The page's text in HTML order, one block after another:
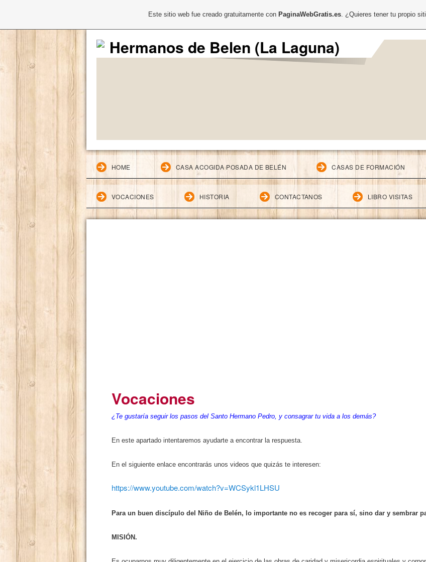
Hermanos de Belen (La Laguna)
HOME CASA ACOGIDA POSADA DE BELÉN CASAS DE FORMACIÓN
VOCACIONES HISTORIA CONTACTANOS LIBRO VISITAS
Vocaciones
¿Te gustaría seguir los pasos del Santo Hermano Pedro, y consagrar tu vida a los demás?
En este apartado intentaremos ayudarte a encontrar la respuesta.
En el siguiente enlace encontrarás unos videos que quizás te interesen:
https://www.youtube.com/watch?v=WCSykl1LHSU
Para un buen discípulo del Niño de Belén, lo importante no es recoger para sí, sino dar y sembrar
MISIÓN.
Este sitio web fue creado gratuitamente con PaginaWebGratis.es. ¿Quieres tener tu propio